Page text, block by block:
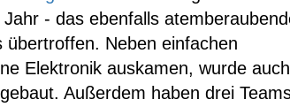
- das ebenfalls
Neben einfachen
Elektronik auskamen, wurde
Außerdem haben drei